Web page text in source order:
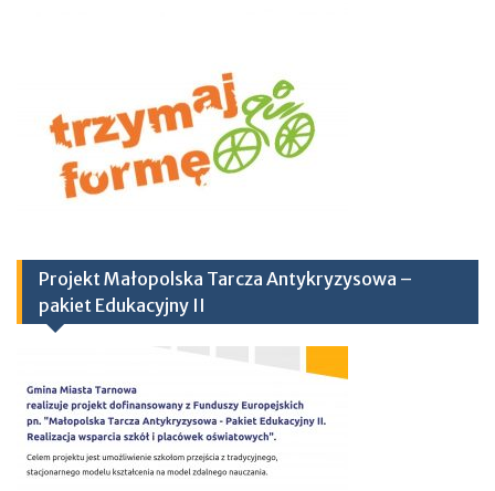
Projekt Małopolska Tarcza Antykryzysowa –
pakiet Edukacyjny II